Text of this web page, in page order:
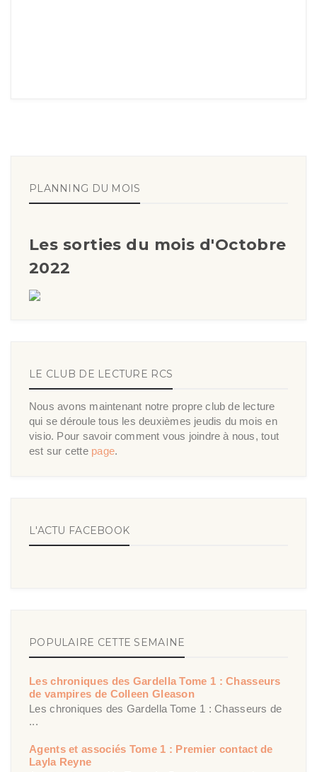
PLANNING DU MOIS
Les sorties du mois d'Octobre
2022
LE CLUB DE LECTURE RCS
Nous avons maintenant notre propre club de lecture
qui se déroule tous les deuxièmes jeudis du mois en
visio. Pour savoir comment vous joindre à nous, tout
est sur cette page.
L'ACTU FACEBOOK
POPULAIRE CETTE SEMAINE
Les chroniques des Gardella Tome 1 : Chasseurs
de vampires de Colleen Gleason
Les chroniques des Gardella Tome 1 : Chasseurs de
...
Agents et associés Tome 1 : Premier contact de
Layla Reyne